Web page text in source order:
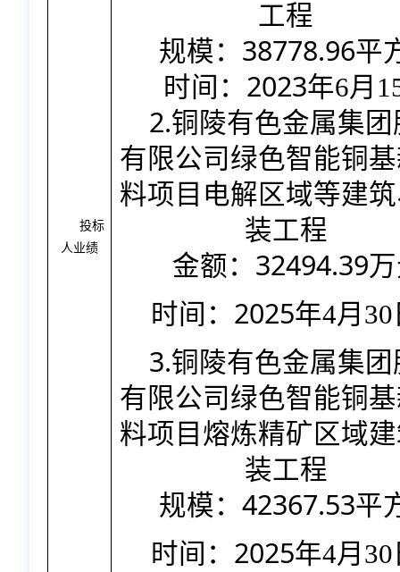
投标
人业绩
工程
规模： 38778.96平
时间： 2023年6月
2.铜陵有色金属集团
有限公司绿色智能铜
料项目电解区域等建
装工程
金额： 32494.39
时间： 2025年4月 30
3.铜陵有色金属集团
有限公司绿色智能铜
料项目熔炼精矿区域
装工程
规模： 42367.53平
时间： 2025年4月 30